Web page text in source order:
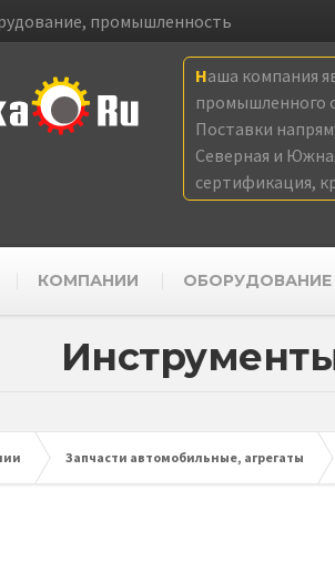
промышленность
Наша компания
промышленного
Поставки
Северная и
сертификация,
КОМПАНИИ ОБОРУДОВАНИЕ
Запчасти автомобильные, агрегаты